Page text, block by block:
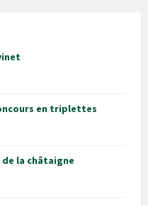
en triplettes
la châtaigne